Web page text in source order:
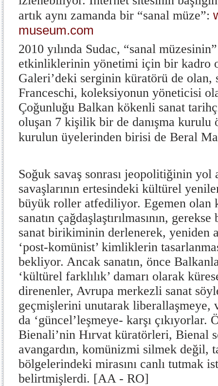
artık aynı zamanda bir “sanal müze”:
museum.com
2010 yılında Sudac, “sanal
etkinliklerinin yönetimi için bir kadro
Galeri’deki serginin küratörü de olan,
Franceschi, koleksiyonun yöneticisi
Çoğunluğu Balkan kökenli sanat
oluşan 7 kişilik bir de danışma kurulu
kurulun üyelerinden birisi de Beral
Soğuk savaş sonrası jeopolitiğinin yol
savaşlarının ertesindeki kültürel
büyük roller atfediliyor. Egemen olan
sanatın çağdaşlaştırılmasının,
sanat birikiminin derlenerek, yeniden
‘post-komünist’ kimliklerin
bekliyor. Ancak sanatın, önce
‘kültürel farklılık’ damarı olarak
direnenler, Avrupa merkezli sanat
geçmişlerini unutarak liberallaşmeye,
da ‘güncel’leşmeye- karşı çıkıyorlar.
Bienali’nin Hırvat küratörleri, Bienal
avangardın, komünizmi silmek değil,
bölgelerindeki mirasını canlı tutmak
belirtmişlerdi. [AA - RO]